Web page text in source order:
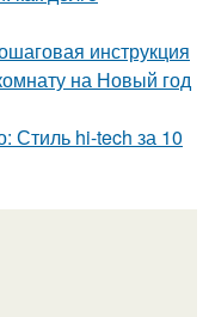
инструкция
на Новый год
Стиль hi-tech за 10